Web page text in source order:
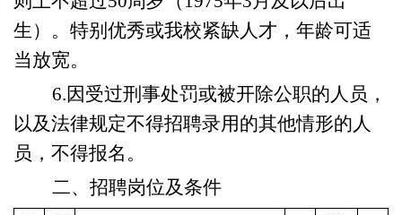
生）。特别优秀或我校紧缺人才，年龄可适
当放宽。
6.因受过刑事处罚或被开除公职的人员，
以及法律规定不得招聘录用的其他情形的人
员，不得报名。
二、招聘岗位及条件